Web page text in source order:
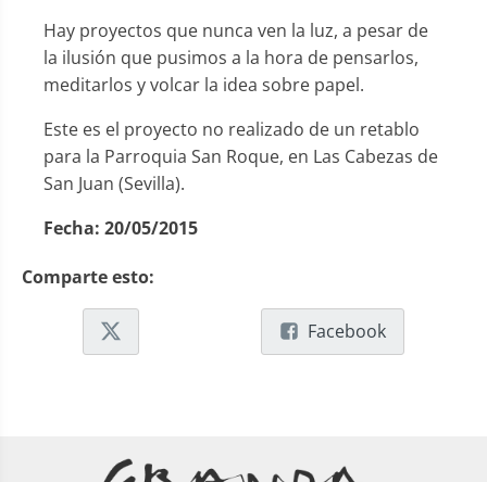
Hay proyectos que nunca ven la luz, a pesar de
la ilusión que pusimos a la hora de pensarlos,
meditarlos y volcar la idea sobre papel.
Este es el proyecto no realizado de un retablo
para la Parroquia San Roque, en Las Cabezas de
San Juan (Sevilla).
Fecha: 20/05/2015
Comparte esto:
Facebook